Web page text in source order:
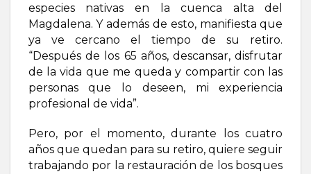
especies nativas en la cuenca alta del
Magdalena. Y además de esto, manifiesta que
ya ve cercano el tiempo de su retiro.
“Después de los 65 años, descansar, disfrutar
de la vida que me queda y compartir con las
personas que lo deseen, mi experiencia
profesional de vida”.
Pero, por el momento, durante los cuatro
años que quedan para su retiro, quiere seguir
trabajando por la restauración de los bosques